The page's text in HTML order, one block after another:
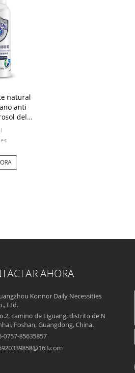
natural
anti
del
AHORA
Konnor Daily Necessities
Ltd.
camino de Liguang, distrito de N
Foshan, Guangdong, China.
0757-85635857